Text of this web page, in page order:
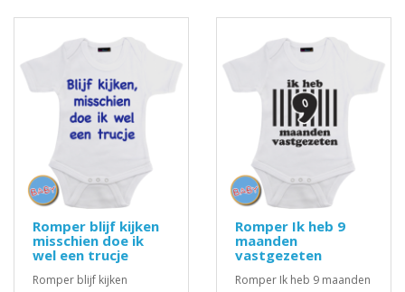
Romper blijf kijken
misschien doe ik
wel een trucje
Romper blijf kijken
Romper Ik heb 9
maanden
vastgezeten
Romper Ik heb 9 maanden